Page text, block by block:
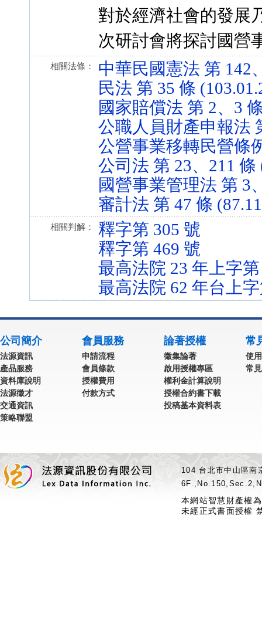
對於經濟社會的發展
次研討會將探討國營
相關法條：
中華民國憲法 第 142
民法 第 35 條
國家賠償法 第 2、3
公職人員財產申報法
公營事業移轉民營條
公司法 第 23、211 條
國營事業管理法 第 3
審計法 第 47 條
相關判解：
釋字第 305 號
釋字第 469 號
最高法院 23 年上字
最高法院 62 年台上
公司簡介
法源資訊
產品服務
資料庫說明
法源徵才
交通資訊
策略聯盟
會員服務
申請流程
會員條款
授權費用
付款方式
論著授權
徵集論著
啟用授權專區
權利金計算說明
授權合約書下載
投稿基本資料表
常
使
常
104 台北市中山區
本網站智慧財產權
未經正式書面授權